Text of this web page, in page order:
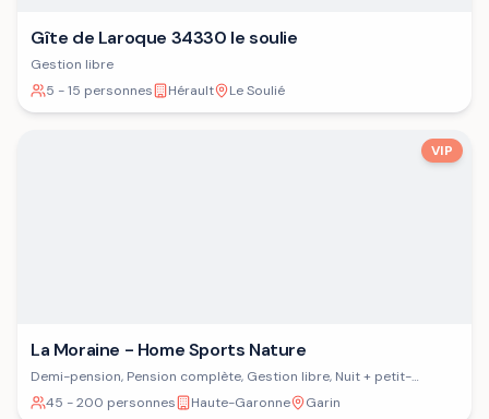
Gîte de Laroque 34330 le soulie
Gestion libre
5 - 15 personnes
Hérault Le Soulié
VIP
La Moraine - Home Sports Nature
Demi-pension, Pension complète, Gestion libre, Nuit + petit-
déjeuner
45 - 200 personnes Haute-Garonne Garin